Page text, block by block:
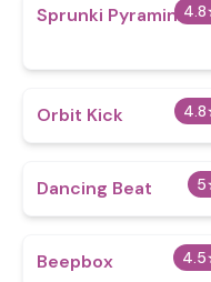
4.8
Sprunki Pyraminx
4.8
Orbit Kick
5
Dancing Beat
4.5
Beepbox